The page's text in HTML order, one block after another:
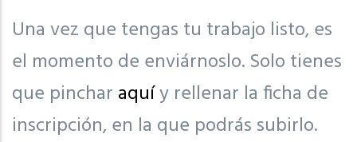
Una vez que tengas tu trabajo listo, es
el momento de enviárnoslo. Solo tienes
que pinchar aquíy rellenar la ficha de
inscripción, en la que podrás subirlo.